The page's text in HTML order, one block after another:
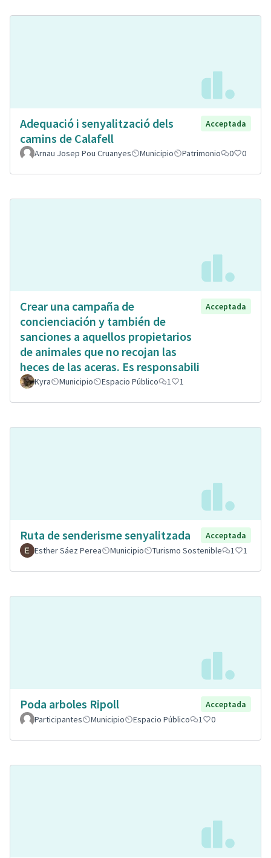
Adequació i senyalització dels
camins de Calafell
Acceptada
Arnau Josep Pou Cruanyes Municipio Patrimonio 0 0
Crear una campaña de
concienciación y también de
sanciones a aquellos propietarios
de animales que no recojan las
heces de las aceras. Es responsabili
Acceptada
Kyra Municipio Espacio Público 1 1
Ruta de senderisme senyalitzada
Acceptada
Esther Sáez Perea
Municipio Turismo Sostenible 1 1
Poda arboles Ripoll
Acceptada
Participantes
Municipio Espacio Público 1 0